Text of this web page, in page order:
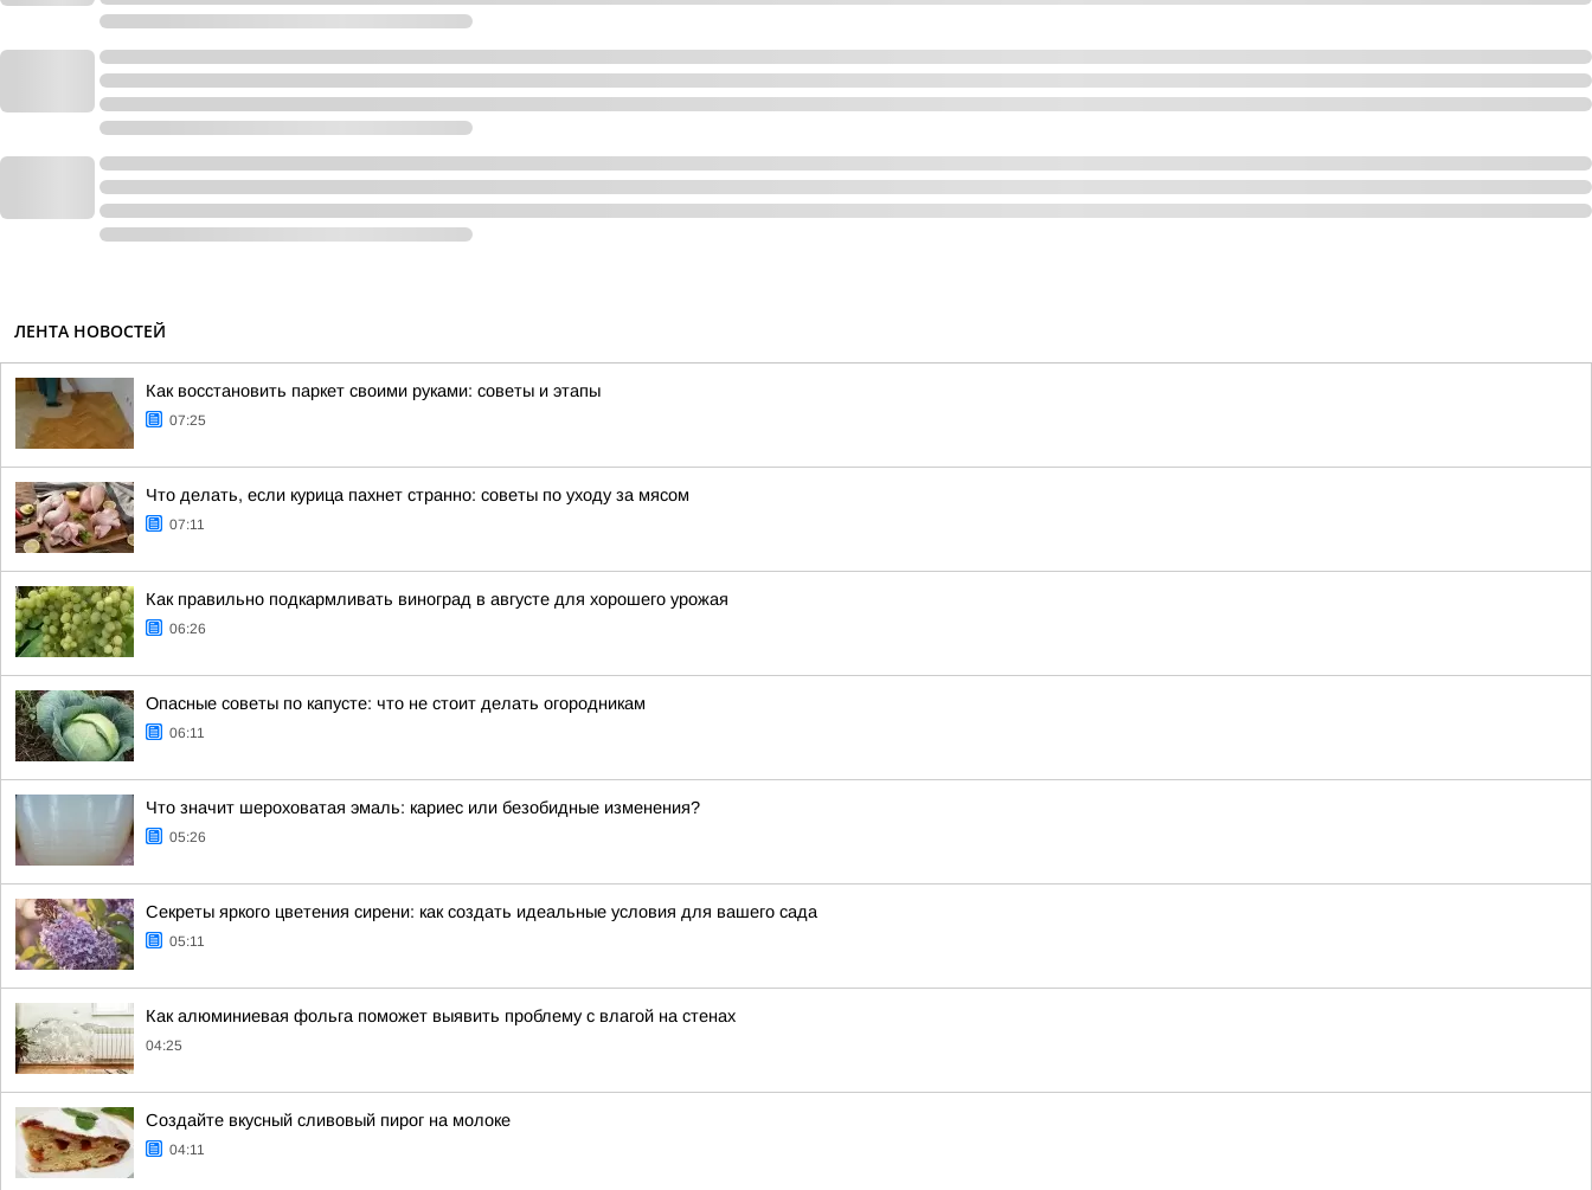
ЛЕНТА НОВОСТЕЙ
Как восстановить паркет своими руками: советы и этапы
07:25
Что делать, если курица пахнет странно: советы по уходу за мясом
07:11
Как правильно подкармливать виноград в августе для хорошего урожая
06:26
Опасные советы по капусте: что не стоит делать огородникам
06:11
Что значит шероховатая эмаль: кариес или безобидные изменения?
05:26
Секреты яркого цветения сирени: как создать идеальные условия для вашего сада
05:11
Как алюминиевая фольга поможет выявить проблему с влагой на стенах
04:25
Создайте вкусный сливовый пирог на молоке
04:11